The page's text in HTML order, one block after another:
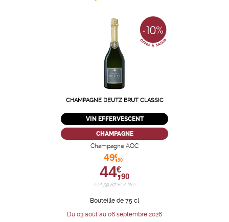
CHAMPAGNE DEUTZ BRUT CLASSIC
VIN EFFERVESCENT
CHAMPAGNE
Champagne AOC
49,
€
90
44,
€
90
soit 59,87 € / litre
Bouteille de 75 cl
Du 03 août au 06 septembre 2026